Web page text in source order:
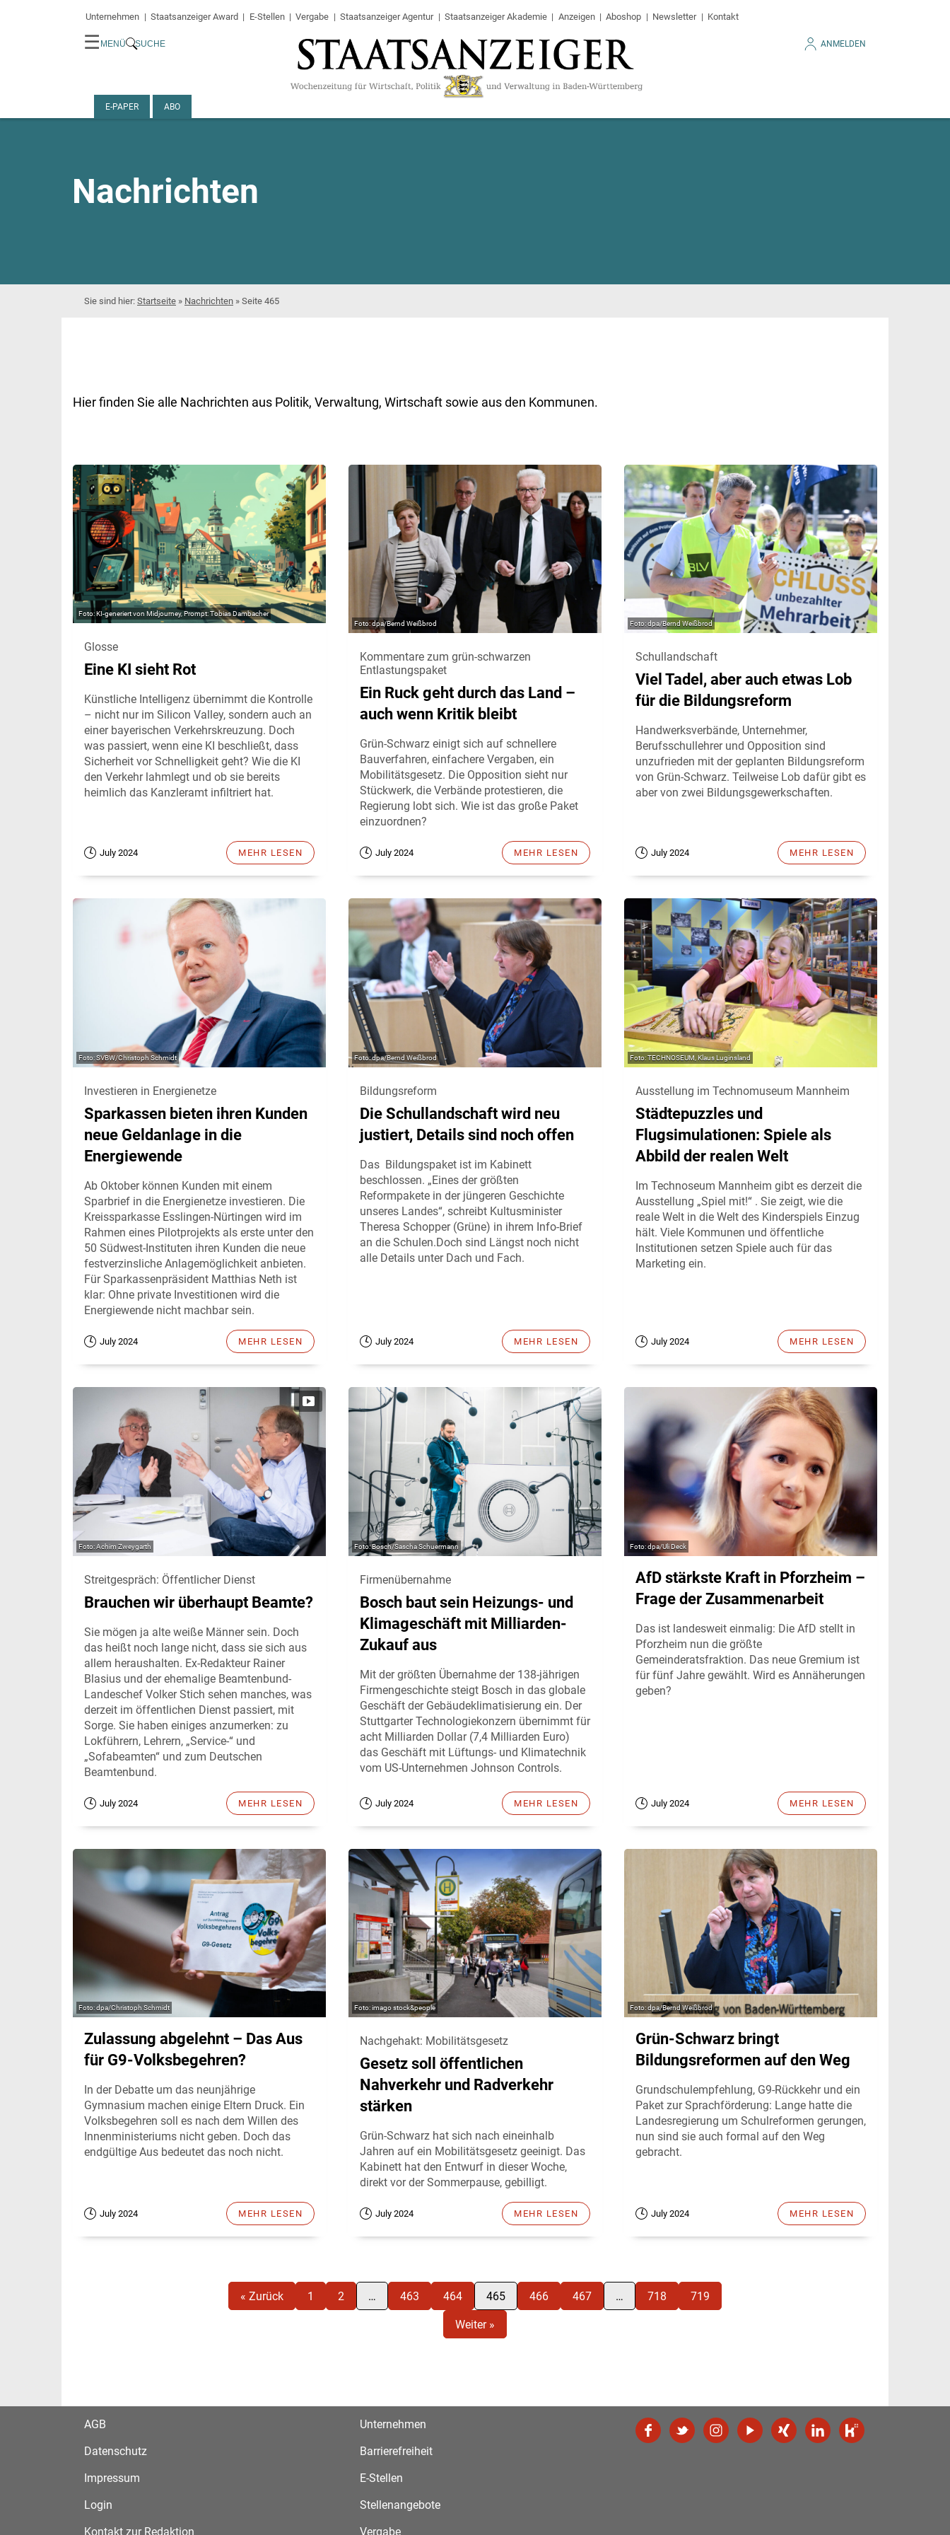
Unternehmen Staatsanzeiger Award E-Stellen Vergabe Staatsanzeiger Agentur Staatsanzeiger Akademie Anzeigen Aboshop Newsletter Kontakt
☰ MENÜ SUCHE ANMELDEN
E-PAPER ABO
Nachrichten
Startseite » Nachrichten » Seite 465
Hier finden Sie alle Nachrichten aus Politik, Verwaltung, Wirtschaft sowie aus den Kommunen.
KI-generiert von Midjourney, Prompt: Tobias Dambacher
Glosse
Eine KI sieht Rot
Künstliche Intelligenz übernimmt die Kontrolle
– nicht nur im Silicon Valley, sondern auch an
einer bayerischen Verkehrskreuzung. Doch
was passiert, wenn eine KI beschließt, dass
Sicherheit vor Schnelligkeit geht? Wie die KI
den Verkehr lahmlegt und ob sie bereits
heimlich das Kanzleramt infiltriert hat.
July 2024 MEHR LESEN
dpa/Bernd Weißbrod
Kommentare zum grün-schwarzen
Entlastungspaket
Ein Ruck geht durch das Land –
auch wenn Kritik bleibt
Grün-Schwarz einigt sich auf schnellere
Bauverfahren, einfachere Vergaben, ein
Mobilitätsgesetz. Die Opposition sieht nur
Stückwerk, die Verbände protestieren, die
Regierung lobt sich. Wie ist das große Paket
einzuordnen?
July 2024 MEHR LESEN
dpa/Bernd Weißbrod
Schullandschaft
Viel Tadel, aber auch etwas Lob
für die Bildungsreform
Handwerksverbände, Unternehmer,
Berufsschullehrer und Opposition sind
unzufrieden mit der geplanten Bildungsreform
von Grün-Schwarz. Teilweise Lob dafür gibt es
aber von zwei Bildungsgewerkschaften.
July 2024 MEHR LESEN
SVBW/Christoph Schmidt
Investieren in Energienetze
Sparkassen bieten ihren Kunden
neue Geldanlage in die
Energiewende
Ab Oktober können Kunden mit einem
Sparbrief in die Energienetze investieren. Die
Kreissparkasse Esslingen-Nürtingen wird im
Rahmen eines Pilotprojekts als erste unter den
50 Südwest-Instituten ihren Kunden die neue
festverzinsliche Anlagemöglichkeit anbieten.
Für Sparkassenpräsident Matthias Neth ist
klar: Ohne private Investitionen wird die
Energiewende nicht machbar sein.
July 2024 MEHR LESEN
dpa/Bernd Weißbrod
Bildungsreform
Die Schullandschaft wird neu
justiert, Details sind noch offen
Das Bildungspaket ist im Kabinett
beschlossen. „Eines der größten
Reformpakete in der jüngeren Geschichte
unseres Landes“, schreibt Kultusminister
Theresa Schopper (Grüne) in ihrem Info-Brief
an die Schulen.Doch sind Längst noch nicht
alle Details unter Dach und Fach.
July 2024 MEHR LESEN
TECHNOSEUM, Klaus Luginsland
Ausstellung im Technomuseum Mannheim
Städtepuzzles und
Flugsimulationen: Spiele als
Abbild der realen Welt
Im Technoseum Mannheim gibt es derzeit die
Ausstellung „Spiel mit!“ . Sie zeigt, wie die
reale Welt in die Welt des Kinderspiels Einzug
hält. Viele Kommunen und öffentliche
Institutionen setzen Spiele auch für das
Marketing ein.
July 2024 MEHR LESEN
Achim Zweygarth
Streitgespräch: Öffentlicher Dienst
Brauchen wir überhaupt Beamte?
Sie mögen ja alte weiße Männer sein. Doch
das heißt noch lange nicht, dass sie sich aus
allem heraushalten. Ex-Redakteur Rainer
Blasius und der ehemalige Beamtenbund-
Landeschef Volker Stich sehen manches, was
derzeit im öffentlichen Dienst passiert, mit
Sorge. Sie haben einiges anzumerken: zu
Lokführern, Lehrern, „Service-“ und
„Sofabeamten“ und zum Deutschen
Beamtenbund.
July 2024 MEHR LESEN
Bosch/Sascha Schuermann
Firmenübernahme
Bosch baut sein Heizungs- und
Klimageschäft mit Milliarden-
Zukauf aus
Mit der größten Übernahme der 138-jährigen
Firmengeschichte steigt Bosch in das globale
Geschäft der Gebäudeklimatisierung ein. Der
Stuttgarter Technologiekonzern übernimmt für
acht Milliarden Dollar (7,4 Milliarden Euro)
das Geschäft mit Lüftungs- und Klimatechnik
vom US-Unternehmen Johnson Controls.
July 2024 MEHR LESEN
dpa/Uli Deck
AfD stärkste Kraft in Pforzheim –
Frage der Zusammenarbeit
Das ist landesweit einmalig: Die AfD stellt in
Pforzheim nun die größte
Gemeinderatsfraktion. Das neue Gremium ist
für fünf Jahre gewählt. Wird es Annäherungen
geben?
July 2024 MEHR LESEN
dpa/Christoph Schmidt
Zulassung abgelehnt – Das Aus
für G9-Volksbegehren?
In der Debatte um das neunjährige
Gymnasium machen einige Eltern Druck. Ein
Volksbegehren soll es nach dem Willen des
Innenministeriums nicht geben. Doch das
endgültige Aus bedeutet das noch nicht.
July 2024 MEHR LESEN
imago stock&people
Nachgehakt: Mobilitätsgesetz
Gesetz soll öffentlichen
Nahverkehr und Radverkehr
stärken
Grün-Schwarz hat sich nach eineinhalb
Jahren auf ein Mobilitätsgesetz geeinigt. Das
Kabinett hat den Entwurf in dieser Woche,
direkt vor der Sommerpause, gebilligt.
July 2024 MEHR LESEN
dpa/Bernd Weißbrod
Grün-Schwarz bringt
Bildungsreformen auf den Weg
Grundschulempfehlung, G9-Rückkehr und ein
Paket zur Sprachförderung: Lange hatte die
Landesregierung um Schulreformen gerungen,
nun sind sie auch formal auf den Weg
gebracht.
July 2024 MEHR LESEN
« Zurück 1 2 … 463 464 465 466 467 … 718 719
Weiter »
AGB
Datenschutz
Impressum
Login
Kontakt zur Redaktion
Unternehmen
Barrierefreiheit
E-Stellen
Stellenangebote
Vergabe